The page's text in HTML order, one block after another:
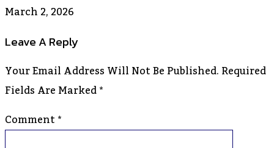
March 2, 2026
Leave A Reply
Your Email Address Will Not Be Published.Required
Fields Are Marked*
Comment*